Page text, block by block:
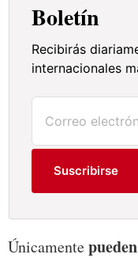
Boletín
Recibirás
internacionales
Suscribirse
Únicamente